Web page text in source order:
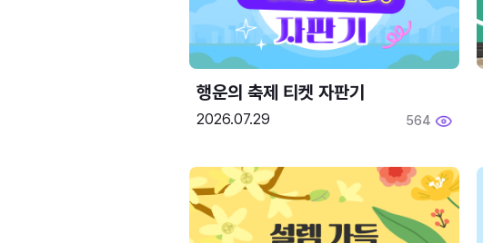
행운의 축제 티켓 자판기
2026.07.29 564